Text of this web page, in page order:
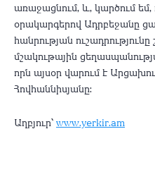
առաջացնում, և, կարծում
օրակարգերով Ադրբեջանը
հանրության ուշադրությունը
մշակութային
որն այսօր վարում է
Հովհաննիսյանը։
Աղբյուր՝ www.yerkir.am